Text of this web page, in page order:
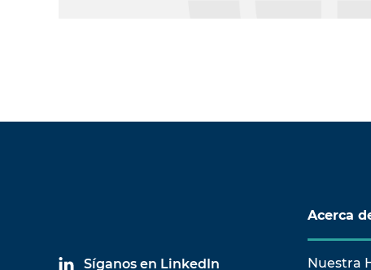
Síganos en LinkedIn
Acerca
Nuestra